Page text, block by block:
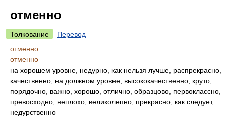
отменно
Толкование
Перевод
отменно
отменно
на хорошем уровне, недурно, как нельзя лучше, распрекрасно,
качественно, на должном уровне, высококачественно, круто,
порядочно, важно, хорошо, отлично, образцово, первоклассно,
превосходно, неплохо, великолепно, прекрасно, как следует,
недурственно